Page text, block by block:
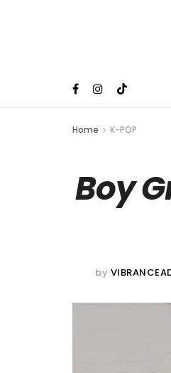
Home K-POP
Boy
by